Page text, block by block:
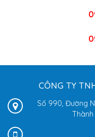
CÔNG TY
Số 990, Đường